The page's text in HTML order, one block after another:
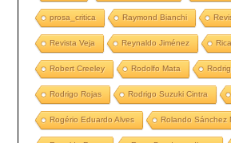
prosa_critica Raymond Bianchi
Revista Veja Reynaldo Jiménez
Robert Creeley Rodolfo Mata
Rodrigo Rojas Rodrigo Suzuki Cintra
Rogério Eduardo Alves Rolando Sánchez